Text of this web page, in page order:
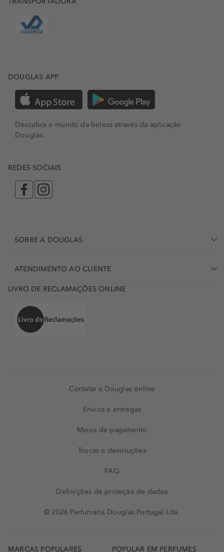
DOUGLAS APP
Descubra o mundo da beleza através da aplicação
Douglas.
REDES SOCIAIS
SOBRE A DOUGLAS
ATENDIMENTO AO CLIENTE
LIVRO DE RECLAMAÇÕES ONLINE
Contatar a Douglas online
Envios e entregas
Meios de pagamento
Trocas e devoluções
FAQ
Definições de proteção de dados
© 2026 Perfumaria Douglas Portugal Lda.
MARCAS POPULARES POPULAR EM PERFUMES